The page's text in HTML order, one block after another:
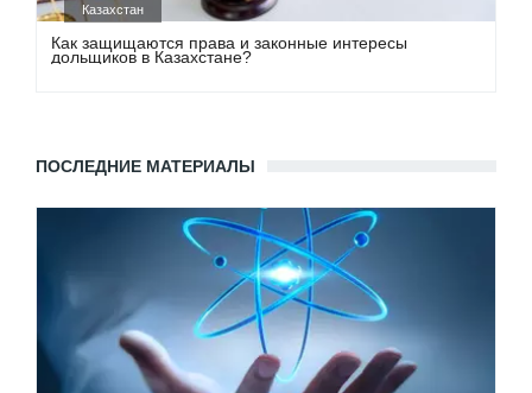
Казахстан
Как защищаются права и законные интересы
дольщиков в Казахстане?
ПОСЛЕДНИЕ МАТЕРИАЛЫ